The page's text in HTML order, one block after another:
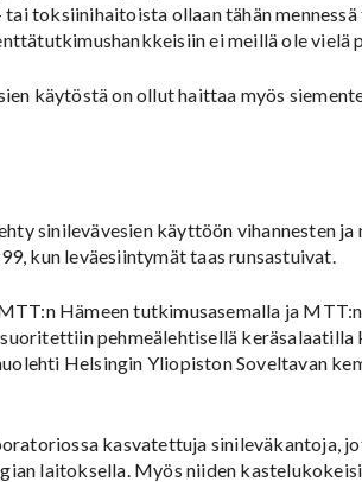
toksiinihaitoista ollaan tähän
ei meillä ole vielä
käytöstä on ollut haittaa myös
sinilevävesien käyttöön vihannesten ja
kun leväesiintymät taas runsastuivat.
Hämeen tutkimusasemalla ja
pehmeälehtisellä keräsalaatilla
Helsingin Yliopiston Soveltavan
kasvatettuja sinileväkantoja,
laitoksella. Myös niiden